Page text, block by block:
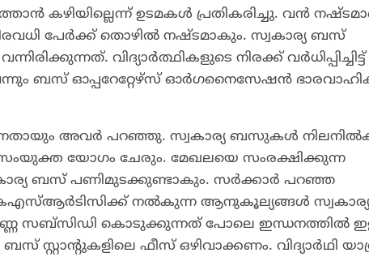
കഴിയില്ലെന്ന് ഉടമകൾ പ്രതികരിച്ചു. വൻ
പേർക്ക് തൊഴിൽ നഷ്ടമാകും. സ്വകാര്യ ബസ്
വിദ്യാർത്ഥികളുടെ നിരക്ക് വർധിപ്പിച്ചിട്ട്
ബസ് ഓപ്പറേറ്റേഴ്‌സ് ഓർഗനൈസേഷൻ
അവർ പറഞ്ഞു. സ്വകാര്യ ബസുകൾ
യോഗം ചേരും. മേഖലയെ സംരക്ഷിക്കുന്ന
ബസ് പണിമുടക്കുണ്ടാകും. സർക്കാർ പറഞ്ഞ
നൽകുന്ന ആനുകൂല്യങ്ങൾ
സബ്സിഡി കൊടുക്കുന്നത് പോലെ ഇന്ധനത്തിൽ
ഫീസ് ഒഴിവാക്കണം. വിദ്യാർഥി